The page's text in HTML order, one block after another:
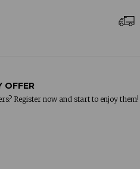
OFFER
Register now and start to enjoy them!